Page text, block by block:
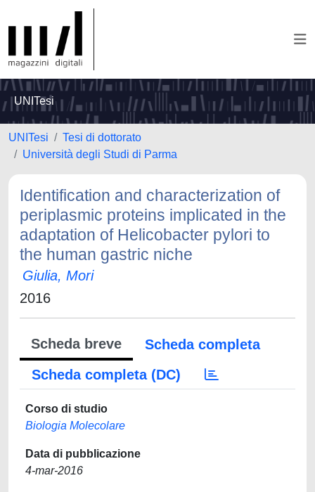
UNITesi
UNITesi
Tesi di dottorato
Università degli Studi di Parma
Identification and characterization of
periplasmic proteins implicated in the
adaptation of Helicobacter pylori to
the human gastric niche
Giulia, Mori
2016
Scheda breve
Scheda completa
Scheda completa (DC)
Corso di studio
Biologia Molecolare
Data di pubblicazione
4-mar-2016